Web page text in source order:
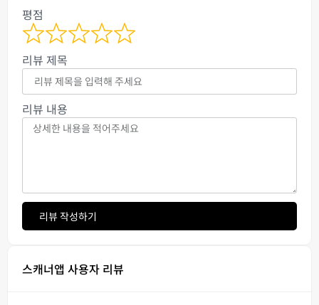
평점
리뷰 제목
리뷰 내용
리뷰 작성하기
스캐너앱 사용자 리뷰